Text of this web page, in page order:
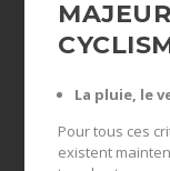
La pluie, le
Pour tous ces
existent